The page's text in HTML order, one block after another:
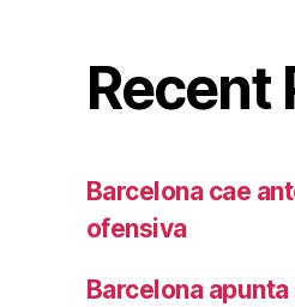
Recent
Barcelona cae
ofensiva
Barcelona